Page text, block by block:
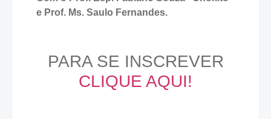
e Prof. Ms. Saulo Fernandes.
PARA SE INSCREVER
CLIQUE AQUI!